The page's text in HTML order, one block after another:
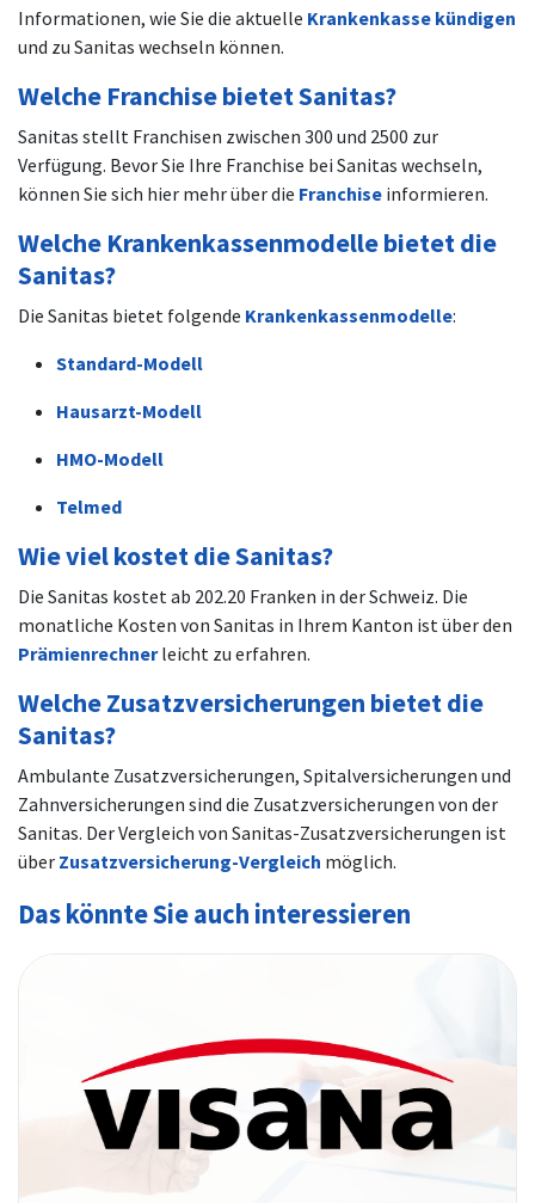
Informationen, wie Sie die aktuelle Krankenkasse kündigen
und zu Sanitas wechseln können.
Welche Franchise bietet Sanitas?
Sanitas stellt Franchisen zwischen 300 und 2500 zur
Verfügung. Bevor Sie Ihre Franchise bei Sanitas wechseln,
können Sie sich hier mehr über die Franchise informieren.
Welche Krankenkassenmodelle bietet die
Sanitas?
Die Sanitas bietet folgende Krankenkassenmodelle:
Standard-Modell
Hausarzt-Modell
HMO-Modell
Telmed
Wie viel kostet die Sanitas?
Die Sanitas kostet ab 202.20 Franken in der Schweiz. Die
monatliche Kosten von Sanitas in Ihrem Kanton ist über den
Prämienrechnerleicht zu erfahren.
Welche Zusatzversicherungen bietet die
Sanitas?
Ambulante Zusatzversicherungen, Spitalversicherungen und
Zahnversicherungen sind die Zusatzversicherungen von der
Sanitas. Der Vergleich von Sanitas-Zusatzversicherungen ist
über Zusatzversicherung-Vergleich möglich.
Das könnte Sie auch interessieren